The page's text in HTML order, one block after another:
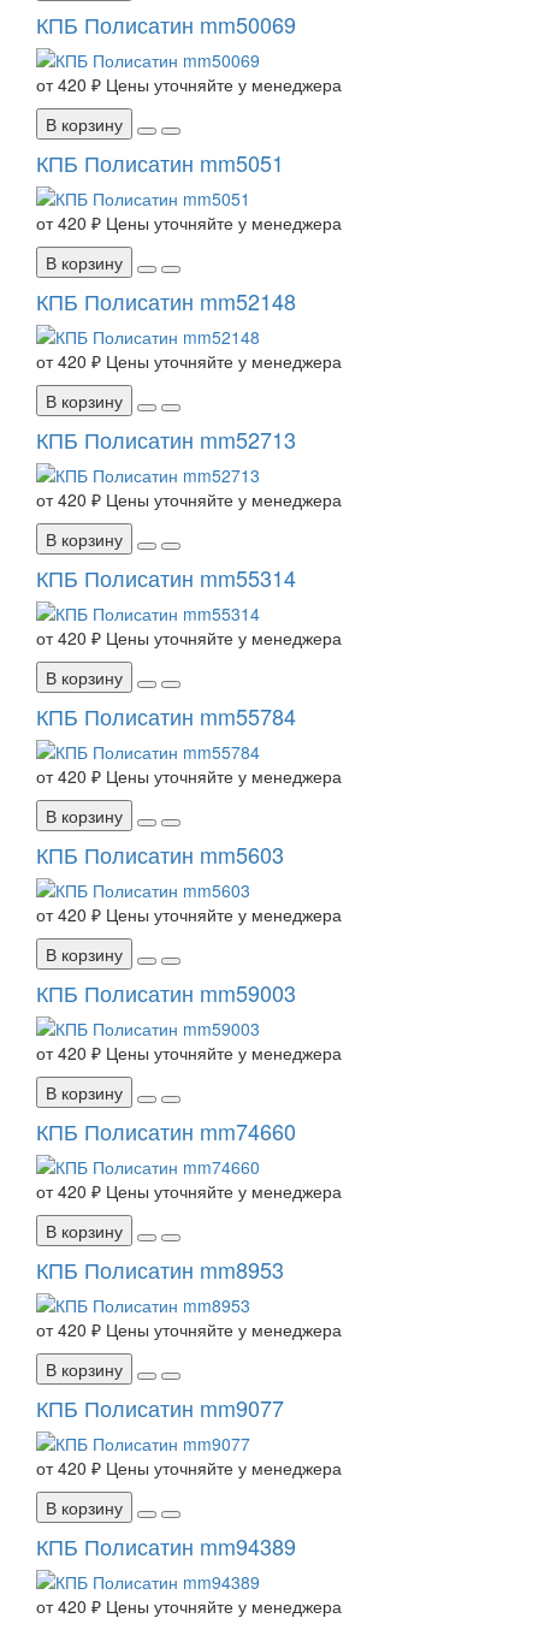
КПБ Полисатин mm50069
от 420 ₽ Цены уточняйте у менеджера
В корзину
КПБ Полисатин mm5051
от 420 ₽ Цены уточняйте у менеджера
В корзину
КПБ Полисатин mm52148
от 420 ₽ Цены уточняйте у менеджера
В корзину
КПБ Полисатин mm52713
от 420 ₽ Цены уточняйте у менеджера
В корзину
КПБ Полисатин mm55314
от 420 ₽ Цены уточняйте у менеджера
В корзину
КПБ Полисатин mm55784
от 420 ₽ Цены уточняйте у менеджера
В корзину
КПБ Полисатин mm5603
от 420 ₽ Цены уточняйте у менеджера
В корзину
КПБ Полисатин mm59003
от 420 ₽ Цены уточняйте у менеджера
В корзину
КПБ Полисатин mm74660
от 420 ₽ Цены уточняйте у менеджера
В корзину
КПБ Полисатин mm8953
от 420 ₽ Цены уточняйте у менеджера
В корзину
КПБ Полисатин mm9077
от 420 ₽ Цены уточняйте у менеджера
В корзину
КПБ Полисатин mm94389
от 420 ₽ Цены уточняйте у менеджера